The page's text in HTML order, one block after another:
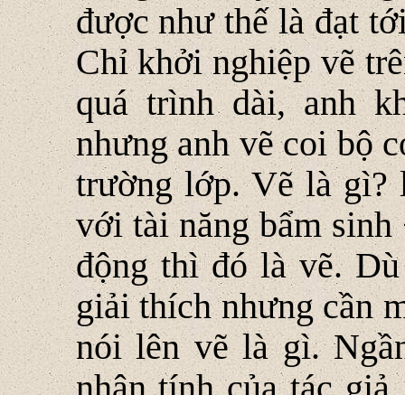
được như thế là đạt
Chỉ khởi nghiệp vẽ
quá trình dài, anh
nhưng anh vẽ coi bộ
trường lớp. Vẽ là gì?
với tài năng bẩm
động thì đó là vẽ.
giải thích nhưng cần
nói lên vẽ là gì.